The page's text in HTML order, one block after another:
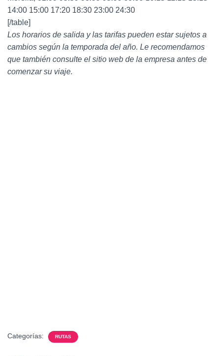
14:00 15:00 17:20 18:30 23:00 24:30
[/table]
Los horarios de salida y las tarifas pueden estar sujetos a
cambios según la temporada del año. Le recomendamos
que también consulte el sitio web de la empresa antes de
comenzar su viaje.
Categorías: RUTAS